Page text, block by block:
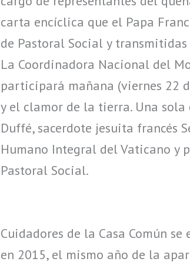
carta encíclica que el Papa
de Pastoral Social y
La Coordinadora Nacional del
participará mañana (viernes 22
y el clamor de la tierra. Una sola
Duffé, sacerdote jesuita francés
Humano Integral del Vaticano y
Pastoral Social.
Cuidadores de la Casa Común
en 2015, el mismo año de la